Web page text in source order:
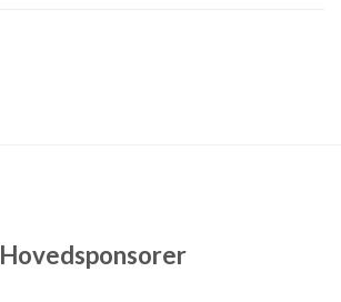
Hovedsponsorer